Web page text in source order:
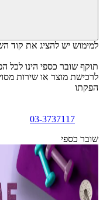
למימוש יש להציג את קוד
הפקתו
03-3737117
שובר כספי